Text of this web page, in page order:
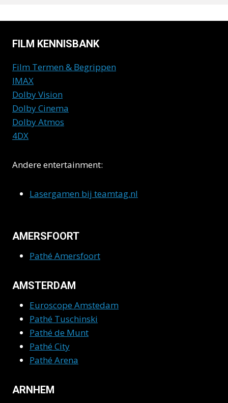
FILM KENNISBANK
Film Termen & Begrippen
IMAX
Dolby Vision
Dolby Cinema
Dolby Atmos
4DX
Andere entertainment:
Lasergamen bij teamtag.nl
AMERSFOORT
Pathé Amersfoort
AMSTERDAM
Euroscope Amstedam
Pathé Tuschinski
Pathé de Munt
Pathé City
Pathé Arena
ARNHEM